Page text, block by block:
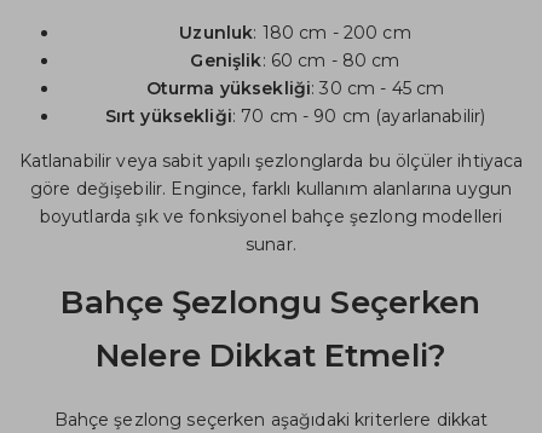
Uzunluk: 180 cm - 200 cm
Genişlik: 60 cm - 80 cm
Oturma yüksekliği: 30 cm - 45 cm
Sırt yüksekliği: 70 cm - 90 cm (ayarlanabilir)
Katlanabilir veya sabit yapılı şezlonglarda bu ölçüler ihtiyaca
göre değişebilir. Engince, farklı kullanım alanlarına uygun
boyutlarda şık ve fonksiyonel bahçe şezlong modelleri
sunar.
Bahçe Şezlongu Seçerken
Nelere Dikkat Etmeli?
Bahçe şezlong seçerken aşağıdaki kriterlere dikkat